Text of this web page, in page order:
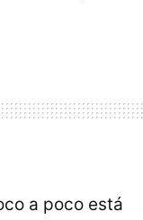
a poco está